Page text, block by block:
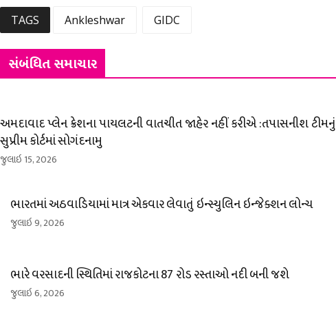
TAGS
Ankleshwar GIDC
સંબંધિત સમાચાર
અમદાવાદ પ્લેન ક્રેશના પાયલટની વાતચીત જાહેર નહીં કરીએ :તપાસનીશ ટીમનું
સુપ્રીમ કોર્ટમાં સોગંદનામુ
જુલાઇ 15, 2026
ભારતમાં અઠવાડિયામાં માત્ર એકવાર લેવાતું ઇન્સ્યુલિન ઇન્જેક્શન લોન્ચ
જુલાઇ 9, 2026
ભારે વરસાદની સ્થિતિમાં રાજકોટના 87 રોડ રસ્તાઓ નદી બની જશે
જુલાઇ 6, 2026